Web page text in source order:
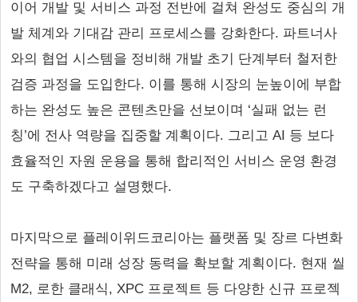
이어 개발 및 서비스 과정 전반에 걸쳐 완성도 중심의 개
발 체계와 기대감 관리 프로세스를 강화한다. 파트너사
와의 협업 시스템을 정비해 개발 초기 단계부터 철저한
검증 과정을 도입한다. 이를 통해 시장의 눈높이에 부합
하는 완성도 높은 콘텐츠만을 선보이며 ‘실패 없는 런
칭’에 전사 역량을 집중할 계획이다. 그리고 AI 등 보다
효율적인 자원 운용을 통해 합리적인 서비스 운영 환경
도 구축하겠다고 설명했다.
마지막으로 플레이위드코리아는 플랫폼 및 장르 다변화
전략을 통해 미래 성장 동력을 확보할 계획이다. 현재 씰
M2, 로한 클래식, XPC 프로젝트 등 다양한 신규 프로젝